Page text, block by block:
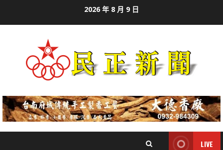
2026 年 8 月 9 日
LIVE